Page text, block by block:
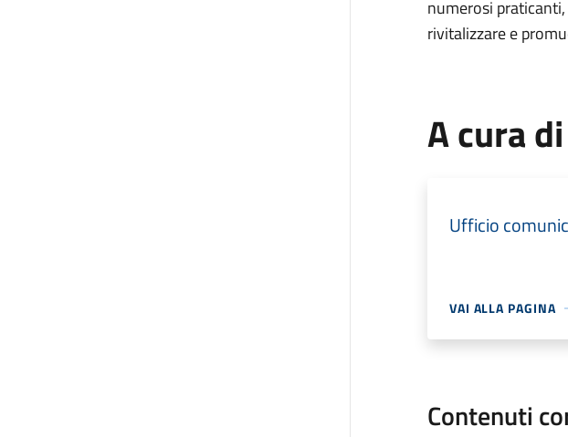
numerosi
rivitalizzare e
A cura di
Ufficio
VAI ALLA PAGINA
Contenuti